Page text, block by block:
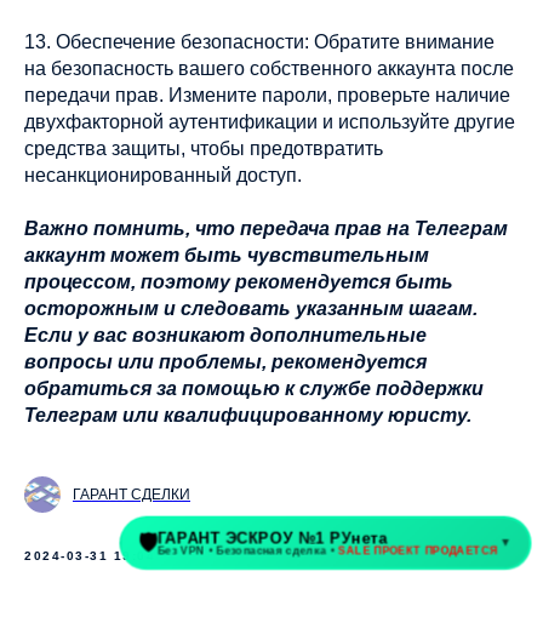
13. Обеспечение безопасности: Обратите внимание
на безопасность вашего собственного аккаунта после
передачи прав. Измените пароли, проверьте наличие
двухфакторной аутентификации и используйте другие
средства защиты, чтобы предотвратить
несанкционированный доступ.
Важно помнить, что передача прав на Телеграм
аккаунт может быть чувствительным
процессом, поэтому рекомендуется быть
осторожным и следовать указанным шагам.
Если у вас возникают дополнительные
вопросы или проблемы, рекомендуется
обратиться за помощью к службе поддержки
Телеграм или квалифицированному юристу.
ГАРАНТ СДЕЛКИ
2024-03-31 19:04